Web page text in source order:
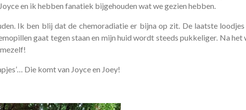
en ik hebben fanatiek bijgehouden wat we gezien hebben.
Ik ben blij dat de chemoradiatie er bijna op zit. De laatste
gaat tegen staan en mijn huid wordt steeds pukkeliger. Na het
Die komt van Joyce en Joey!